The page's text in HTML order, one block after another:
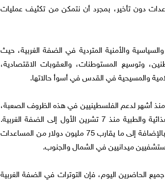
دون تأخير، بمجرد أن نتمكن من تكثيف عمليات
والأمنية المتردية في الضفة الغربية، حيث
وتوسيع المستوطنات، والعقوبات الاقتصادية،
والمسيحية في القدس في أسوأ حالاتها.
منذ أشهر لدعم الفلسطينيين في هذه الظروف الصعبة،
فقد قدمنا ما يزيد عن 25 مليون دولار من المساعدات الغذائية والطبية منذ 7 تشرين الأول إلى الضفة الغربية.
ويعمل مستشفى ميداني للقوات المسلحة في نابلس. هذا بالإضافة إلى ما يقارب 75 مليون دولار من المساعدات
ميدانيين في الشمال والجنوب.
الحاضرين اليوم، فإن التوترات في الضفة الغربية